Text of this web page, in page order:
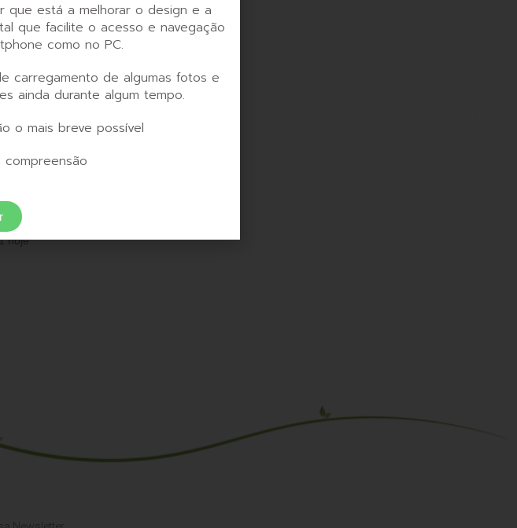
recentemente no
em poucas horas
hoje
que está a melhorar o design e a
que facilite o acesso e navegação
como no PC.
carregamento de algumas fotos e
ainda durante algum tempo.
o mais breve possível